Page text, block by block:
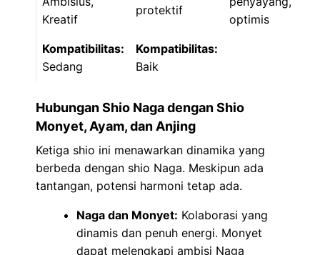
Kreatif
protektif
optimis
Kompatibilitas:
Sedang
Kompatibilitas:
Baik
Hubungan Shio Naga dengan Shio
Monyet, Ayam, dan Anjing
Ketiga shio ini menawarkan dinamika yang
berbeda dengan shio Naga. Meskipun ada
tantangan, potensi harmoni tetap ada.
Naga dan Monyet: Kolaborasi yang
dinamis dan penuh energi. Monyet
dapat melengkapi ambisi Naga